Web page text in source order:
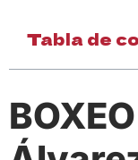
Tabla de